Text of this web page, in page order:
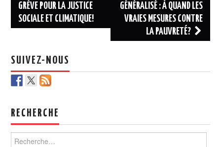
des
articles
GRÈVE POUR LA JUSTICE
SOCIALE ET CLIMATIQUE!
GÉNÉRALISÉ : À QUAND LES
VRAIES MESURES CONTRE
LA PAUVRETÉ?
SUIVEZ-NOUS
RECHERCHE